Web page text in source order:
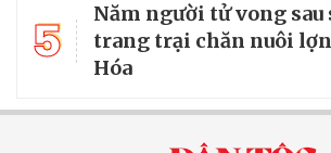
5
Năm người tử vong sau
trang trại chăn nuôi
Hóa